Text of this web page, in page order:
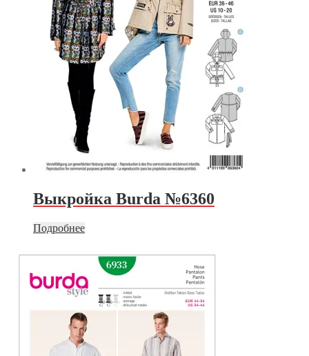
Выкройка Burda №6360
Подробнее